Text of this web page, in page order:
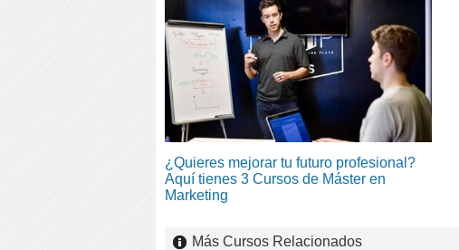
¿Quieres mejorar tu futuro profesional?
Aquí tienes 3 Cursos de Máster en
Marketing
Más Cursos Relacionados